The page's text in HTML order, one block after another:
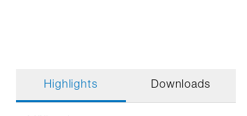
Highlights Downloads